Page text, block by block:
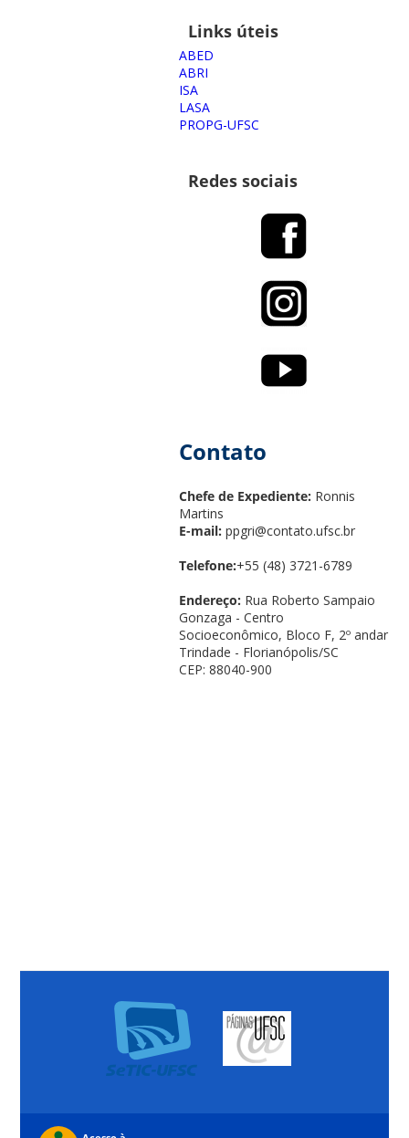
Links úteis
ABED
ABRI
ISA
LASA
PROPG-UFSC
Redes sociais
Contato
Chefe de Expediente: Ronnis
Martins
E-mail: ppgri@contato.ufsc.br
Telefone:+55 (48) 3721-6789
Endereço: Rua Roberto Sampaio
Gonzaga - Centro
Socioeconômico, Bloco F, 2º andar
Trindade - Florianópolis/SC
CEP: 88040-900